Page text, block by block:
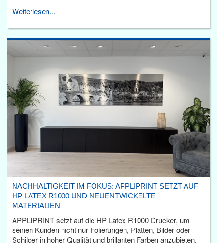
Weiterlesen...
NACHHALTIGKEIT IM FOKUS: APPLIPRINT SETZT AUF
HP LATEX R1000 UND NEUENTWICKELTE
MATERIALIEN
APPLIPRINT setzt auf die HP Latex R1000 Drucker, um
seinen Kunden nicht nur Folierungen, Platten, Bilder oder
Schilder in hoher Qualität und brillanten Farben anzubieten,